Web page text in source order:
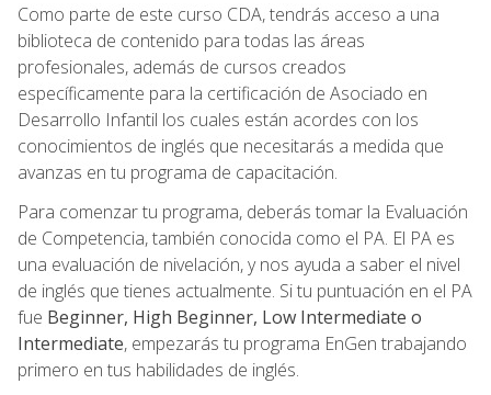
Como parte de este curso CDA, tendrás acceso a una
biblioteca de contenido para todas las áreas
profesionales, además de cursos creados
específicamente para la certificación de Asociado en
Desarrollo Infantil los cuales están acordes con los
conocimientos de inglés que necesitarás a medida que
avanzas en tu programa de capacitación.
Para comenzar tu programa, deberás tomar la Evaluación
de Competencia, también conocida como el PA. El PA es
una evaluación de nivelación, y nos ayuda a saber el nivel
de inglés que tienes actualmente. Si tu puntuación en el PA
fue Beginner, High Beginner, Low Intermediate o
Intermediate, empezarás tu programa EnGen trabajando
primero en tus habilidades de inglés.